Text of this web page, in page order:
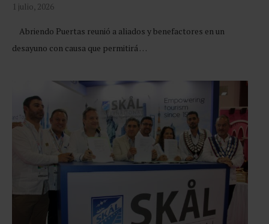
1 julio, 2026
Abriendo Puertas reunió a aliados y benefactores en un
desayuno con causa que permitirá …